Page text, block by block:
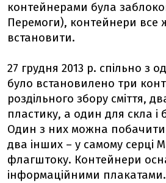
контейнерами була
Перемоги), контейнери все
встановити.
27 грудня 2013 р. спільно з
було встановилено три
роздільного збору сміття,
пластику, а один для скла
Один з них можна побачити
два інших – у самому серці
флагштоку. Контейнери
інформаційними плакатами.